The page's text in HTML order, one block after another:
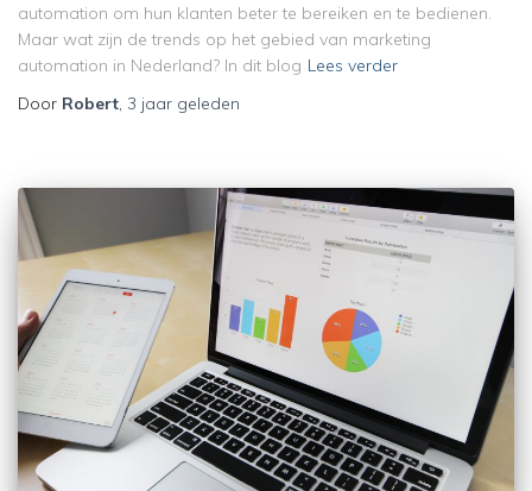
automation om hun klanten beter te bereiken en te bedienen.
Maar wat zijn de trends op het gebied van marketing
automation in Nederland? In dit blog Lees verder
Door Robert, 3 jaar geleden